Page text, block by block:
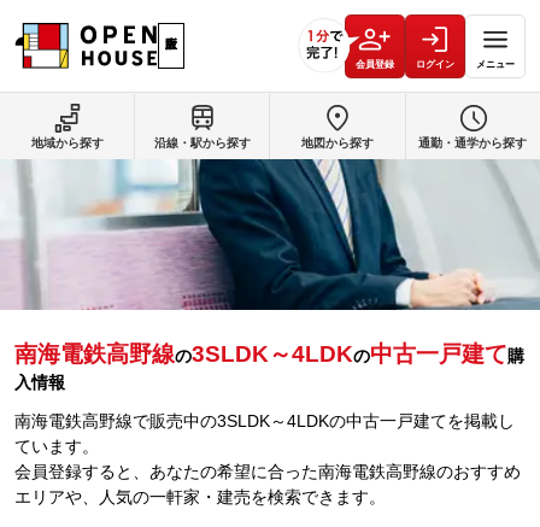
会員登録 ログイン メニュー
南海電鉄高野線の3SLDK～4LDKの中古一戸建て購
入情報
南海電鉄高野線で販売中の3SLDK～4LDKの中古一戸建てを掲載し
ています。
会員登録すると、あなたの希望に合った南海電鉄高野線のおすすめ
エリアや、人気の一軒家・建売を検索できます。
地域から探す 沿線・駅から探す 地図から探す 通勤・通学から探す